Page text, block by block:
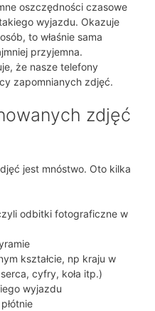
oszczędności czasowe
wyjazdu. Okazuje
to właśnie sama
przyjemna.
że nasze telefony
zapomnianych zdjęć.
zdjęć
jest mnóstwo. Oto kilka
odbitki fotograficzne w
kształcie, np kraju w
cyfry, koła itp.)
wyjazdu